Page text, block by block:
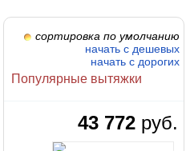
сортировка по умолчанию
начать с дешевых
начать с дорогих
Популярные вытяжки
43 772 руб.